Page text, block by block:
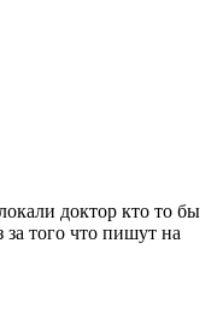
доктор кто то бы
за того что пишут на